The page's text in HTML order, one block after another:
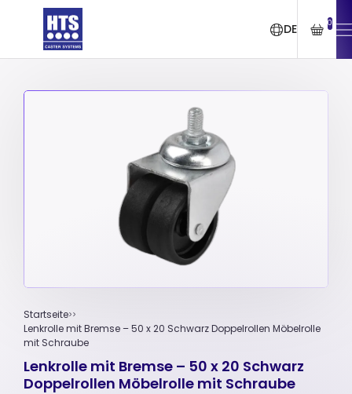
DE 0
Startseite
Lenkrolle mit Bremse – 50 x 20 Schwarz Doppelrollen Möbelrolle
mit Schraube
Lenkrolle mit Bremse – 50 x 20 Schwarz
Doppelrollen Möbelrolle mit Schraube